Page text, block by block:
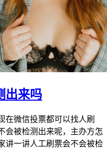
出来吗
在微信投票都可以找人刷
会被检测出来呢，主办方怎
讲一讲人工刷票会不会被检